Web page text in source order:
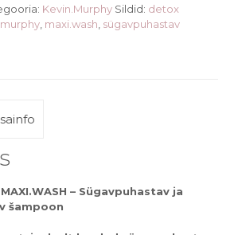
Kevin.Murphy Sildid: detox
, maxi.wash, sügavpuhastav
MAXI.WASH – Sügavpuhastav ja
šampoon